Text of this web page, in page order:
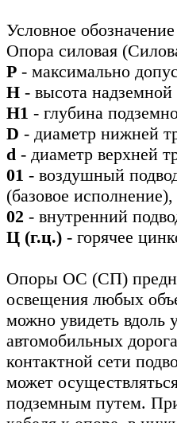
Условное
Опора силовая
Р - максимально
Н - высота
Н1 - глубина
D - диаметр нижней
d - диаметр верхней
01 - воздушный
(базовое исполнение),
02 - внутренний
Ц (г.ц.) - горячее
Опоры ОС (СП)
освещения любых
можно увидеть вдоль
автомобильных
контактной сети
может
подземным путем.